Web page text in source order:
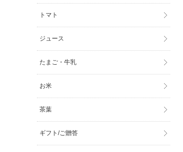
トマト
ジュース
たまご・牛乳
お米
茶葉
ギフト/ご贈答